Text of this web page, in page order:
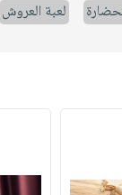
لعبة العروش